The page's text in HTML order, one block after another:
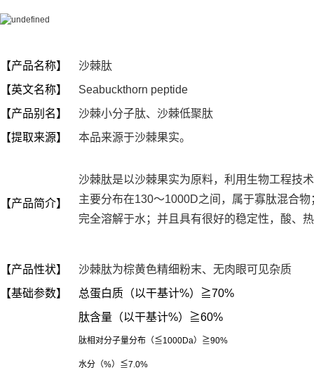
【产品名称】
沙棘肽
【英文名称】
Seabuckthorn peptide
【产品别名】
沙棘小分子肽、沙棘低聚肽
【提取来源】
本品来源于沙棘果实。
【产品简介】
沙棘肽是以沙棘果实为原料，利用生物工程技
主要分布在130～1000D之间，属于寡肽混合
完全溶解于水；并且具有很好的稳定性， 酸、
【产品性状】
沙棘肽为棕黄色精细粉末、无肉眼可见杂质
【基础参数】
总蛋白质（以干基计%）≧70%
肽含量（以干基计%）≧60%
肽相对分子量分布（≦1000Da）≧90%
水分（%）≦7.0%